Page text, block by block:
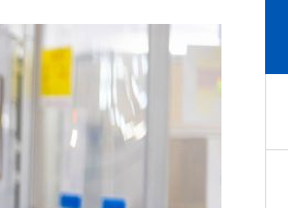
BUSINESS LOCATION
国内外拠点
PRODUCTIO